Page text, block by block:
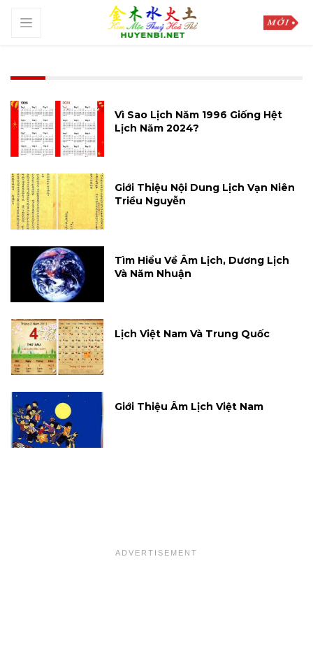
Vì Sao Lịch Năm 1996 Giống Hệt
Lịch Năm 2024?
Giới Thiệu Nội Dung Lịch Vạn Niên
Triều Nguyễn
Tìm Hiểu Về Âm Lịch, Dương Lịch
Và Năm Nhuận
Lịch Việt Nam Và Trung Quốc
Giới Thiệu Âm Lịch Việt Nam